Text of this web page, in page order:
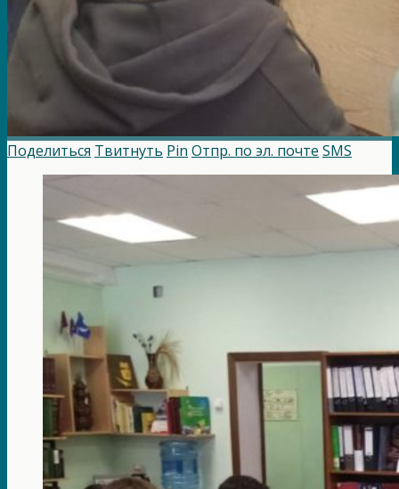
Поделиться Твитнуть Pin Отпр. по эл. почте SMS